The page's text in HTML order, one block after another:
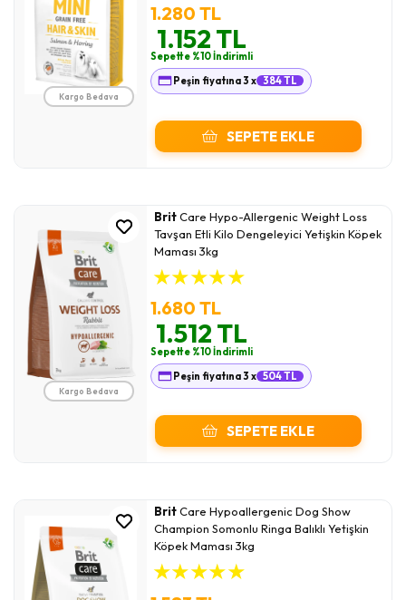
Kargo Bedava
1.280 TL
1.152 TL
Sepette %10 İndirimli
Peşin fiyatına 3 x 384 TL
SEPETE EKLE
Kargo Bedava
BritCare Hypo-Allergenic Weight Loss
Tavşan Etli Kilo Dengeleyici Yetişkin Köpek
Maması 3kg
★★★★★
1.680 TL
1.512 TL
Sepette %10 İndirimli
Peşin fiyatına 3 x 504 TL
SEPETE EKLE
BritCare Hypoallergenic Dog Show
Champion Somonlu Ringa Balıklı Yetişkin
Köpek Maması 3kg
★★★★★